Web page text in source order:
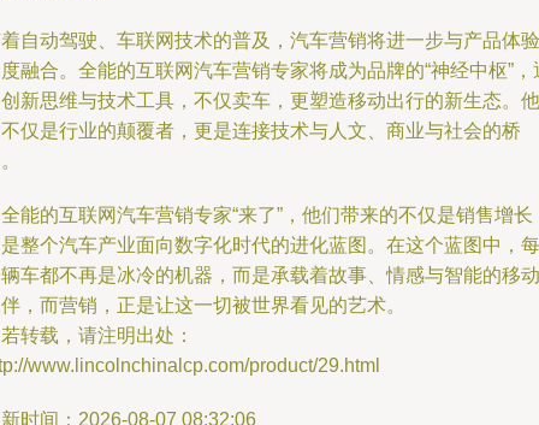
自动驾驶、车联网技术的普及，汽车营销将进一步与产品体验
融合。全能的互联网汽车营销专家将成为品牌的“神经中枢”，
新思维与技术工具，不仅卖车，更塑造移动出行的新生态。他
仅是行业的颠覆者，更是连接技术与人文、商业与社会的桥
能的互联网汽车营销专家“来了”，他们带来的不仅是销售增长
整个汽车产业面向数字化时代的进化蓝图。在这个蓝图中，每
车都不再是冰冷的机器，而是承载着故事、情感与智能的移动
，而营销，正是让这一切被世界看见的艺术。
转载，请注明出处：
www.lincolnchinalcp.com/product/29.html
时间：2026-08-07 08:32:06